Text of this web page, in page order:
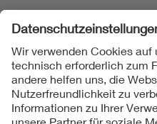
Folgen Sie uns